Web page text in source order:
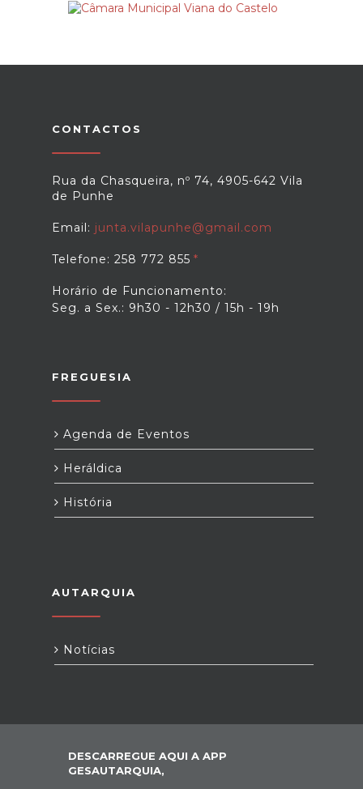
CONTACTOS
Rua da Chasqueira, nº 74, 4905-642 Vila
de Punhe
Email: junta.vilapunhe@gmail.com
Telefone: 258 772 855
Horário de Funcionamento:
Seg. a Sex.: 9h30 - 12h30 / 15h - 19h
FREGUESIA
Agenda de Eventos
Heráldica
História
AUTARQUIA
Notícias
DESCARREGUE AQUI A APP
GESAUTARQUIA,